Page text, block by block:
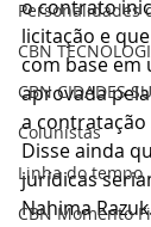
Personalidades
CBN
CBN CIDADES
Colunistas
Linha do tempo
CBN Momento
o contrato
licitação e
com base em
aprovada
a contratação
Disse ainda
jurídicas
Nahima